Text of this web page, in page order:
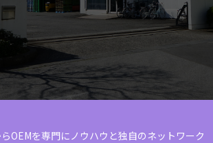
OEMを専門にノウハウと独自のネットワーク